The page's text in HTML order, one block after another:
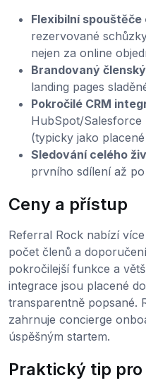
Flexibilní spouštěče
rezervované
nejen za online
Brandovaný
landing pages
Pokročilé CRM
HubSpot/
(typicky jako
Sledování celého
prvního sdílení až
Ceny a přístup
Referral Rock nabízí
počet členů a
pokročilejší funkce a
integrace jsou placené
transparentně popsané.
zahrnuje concierge
úspěšným startem.
Praktický tip